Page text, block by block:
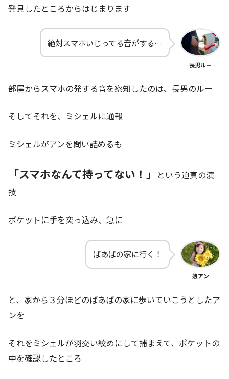
発見したところからはじまります
絶対スマホいじってる音がする…
長男ルー
部屋からスマホの発する音を察知したのは、長男のルー
そしてそれを、ミシェルに通報
ミシェルがアンを問い詰めるも
「スマホなんて持ってない！」
という迫真の演
技
ポケットに手を突っ込み、急に
ばあばの家に行く！
娘アン
と、家から３分ほどのばあばの家に歩いていこうとしたア
ンを
それをミシェルが羽交い絞めにして捕まえて、ポケットの
中を確認したところ